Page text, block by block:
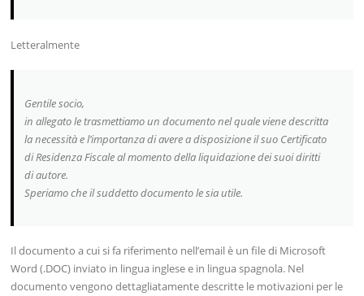
Letteralmente
Gentile socio,
in allegato le trasmettiamo un documento nel quale viene descritta
la necessità e l’importanza di avere a disposizione il suo Certificato
di Residenza Fiscale al momento della liquidazione dei suoi diritti
di autore.
Speriamo che il suddetto documento le sia utile.
Il documento a cui si fa riferimento nell’email è un file di Microsoft
Word (.DOC) inviato in lingua inglese e in lingua spagnola. Nel
documento vengono dettagliatamente descritte le motivazioni per le